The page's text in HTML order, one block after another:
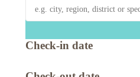
Check-in date